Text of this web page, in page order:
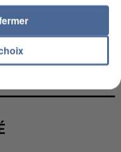
PAR UNE
SAVOIE